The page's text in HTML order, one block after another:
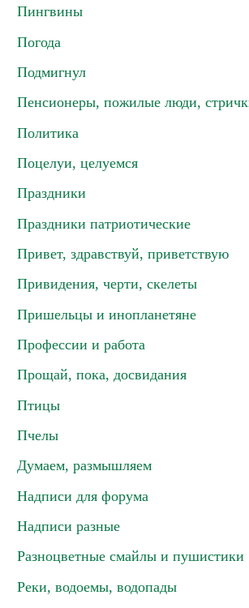
Пингвины
Погода
Подмигнул
Пенсионеры, пожилые люди,
Политика
Поцелуи, целуемся
Праздники
Праздники патриотические
Привет, здравствуй, приветствую
Привидения, черти, скелеты
Пришельцы и инопланетяне
Профессии и работа
Прощай, пока, досвидания
Птицы
Пчелы
Думаем, размышляем
Надписи для форума
Надписи разные
Разноцветные смайлы и пушистики
Реки, водоемы, водопады